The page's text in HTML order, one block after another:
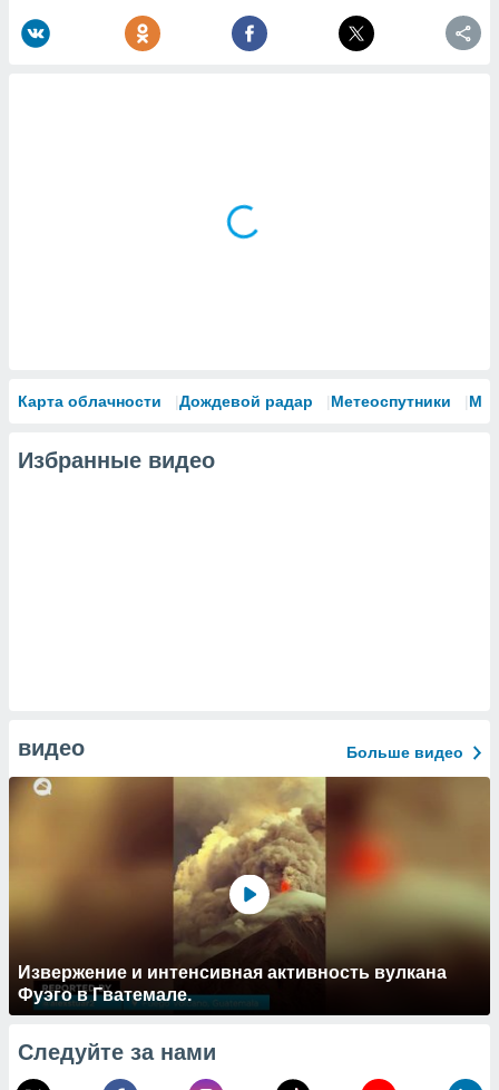
Карта облачности Дождевой радар Метеоспутники
Избранные видео
видео Больше видео
Извержение и интенсивная активность вулкана
Фуэго в Гватемале.
Следуйте за нами